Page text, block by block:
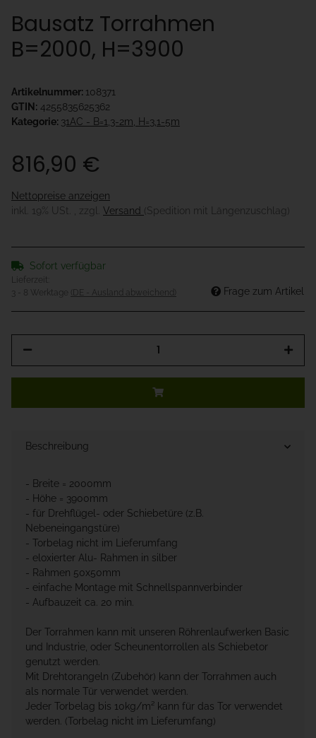
Bausatz Torrahmen
B=2000, H=3900
Artikelnummer: 108371
GTIN: 4255835625362
Kategorie: 31AC - B=1,3-2m, H=3,1-5m
816,90 €
Nettopreise anzeigen
inkl. 19% USt. , zzgl. Versand (Spedition mit Längenzuschlag)
Sofort verfügbar
Lieferzeit:
3 - 8 Werktage
(DE - Ausland abweichend) Frage zum Artikel
Beschreibung
- Breite = 2000mm
- Höhe = 3900mm
- für Drehflügel- oder Schiebetüre (z.B.
Nebeneingangstüre)
- Torbelag nicht im Lieferumfang
- eloxierter Alu- Rahmen in silber
- Rahmen 50x50mm
- einfache Montage mit Schnellspannverbinder
- Aufbauzeit ca. 20 min.
Der Torrahmen kann mit unseren Röhrenlaufwerken Basic
und Industrie, oder Scheunentorrollen als Schiebetor
genutzt werden.
Mit Drehtorangeln (Zubehör) kann der Torrahmen auch
als normale Tür verwendet werden.
Jeder Torbelag bis 10kg/m² kann für das Tor verwendet
werden. (Torbelag nicht im Lieferumfang)